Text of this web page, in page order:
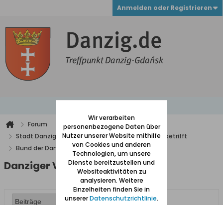
Anmelden oder Registrieren
Forum
Stadt Danzig mit Vororten und alles was Danzig betrifft
Bund der Danziger
Danziger Veranstaltungen
Danziger Veranstaltungen
Wir verarbeiten
personenbezogene Daten über
Nutzer unserer Website mithilfe
von Cookies und anderen
Technologien, um unsere
Dienste bereitzustellen und
Websiteaktivitäten zu
analysieren. Weitere
Einzelheiten finden Sie in
unsererDatenschutzrichtlinie.